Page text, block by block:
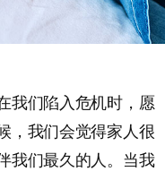
我们陷入危机时，愿
，我们会觉得家人很
我们最久的人。当我